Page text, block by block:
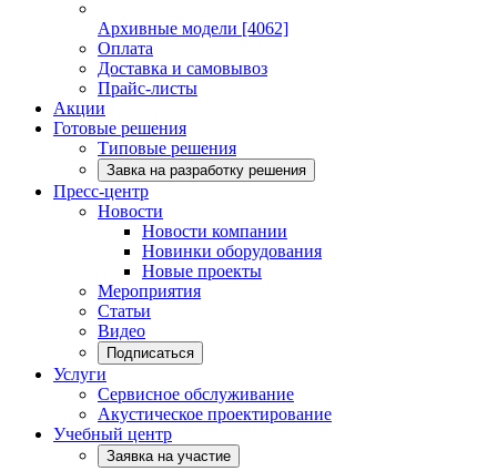
Архивные модели [4062]
Оплата
Доставка и самовывоз
Прайс-листы
Акции
Готовые решения
Типовые решения
Завка на разработку решения
Пресс-центр
Новости
Новости компании
Новинки оборудования
Новые проекты
Мероприятия
Статьи
Видео
Подписаться
Услуги
Сервисное обслуживание
Акустическое проектирование
Учебный центр
Заявка на участие